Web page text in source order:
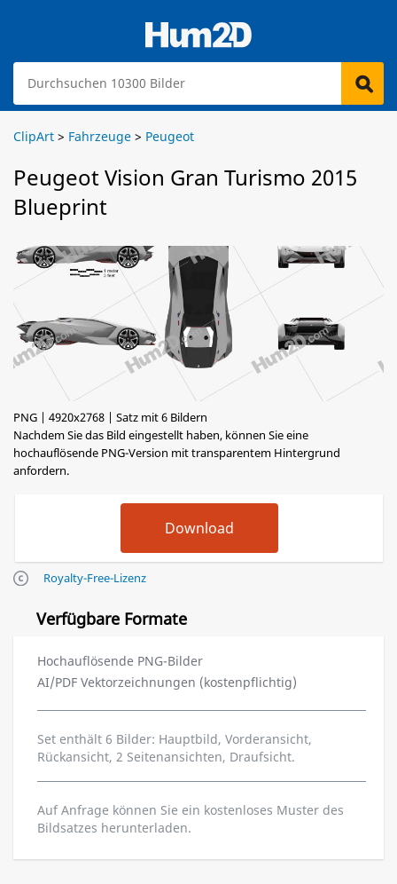
ClipArt > Fahrzeuge > Peugeot
Peugeot Vision Gran Turismo 2015
Blueprint
PNG | 4920x2768 | Satz mit 6 Bildern
Nachdem Sie das Bild eingestellt haben, können Sie eine
hochauflösende PNG-Version mit transparentem Hintergrund
anfordern.
Royalty-Free-Lizenz
Verfügbare Formate
Hochauflösende PNG-Bilder
AI/PDF Vektorzeichnungen (kostenpflichtig)
Set enthält 6 Bilder: Hauptbild, Vorderansicht,
Rückansicht, 2 Seitenansichten, Draufsicht.
Auf Anfrage können Sie ein kostenloses Muster des
Bildsatzes herunterladen.